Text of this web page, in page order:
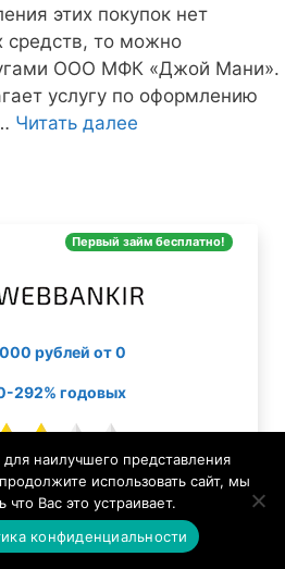
этих покупок нет
то можно
ООО МФК «Джой Мани».
услугу по оформлению
Читать далее
с
Joymoney
Первый займ бесплатно!
рублей от 0
292% годовых
Первый займ бесплатно!
наилучшего представления
использовать сайт, мы
что Вас это устраивает.
конфиденциальности